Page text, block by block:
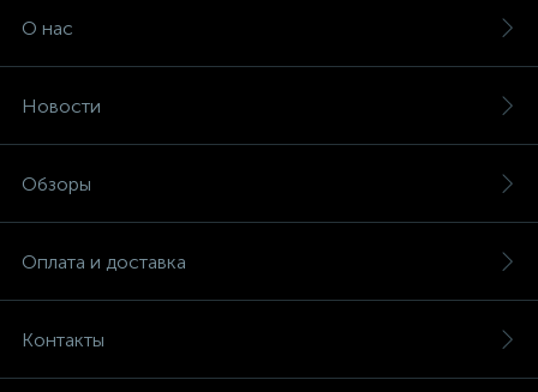
О нас
Новости
Обзоры
Оплата и доставка
Контакты